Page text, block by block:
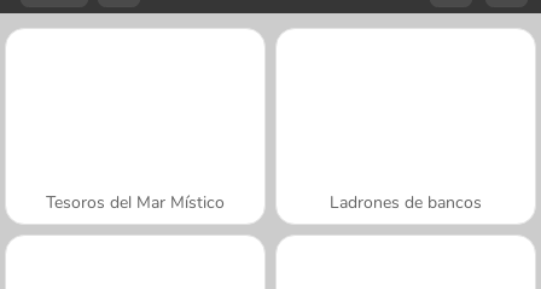
Tesoros del Mar Místico Ladrones de bancos